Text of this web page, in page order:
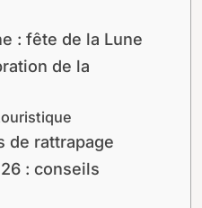
: fête de la Lune
de la
de rattrapage
: conseils